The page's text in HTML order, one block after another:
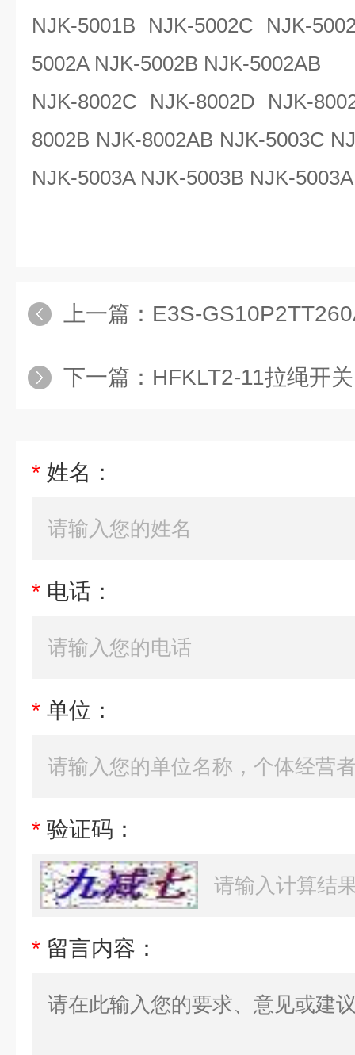
NJK-5001B NJK-5002C NJK-
5002A NJK-5002B NJK-5002AB
NJK-8002C NJK-8002D NJK-
8002B NJK-8002AB NJK-5003C
NJK-5003A NJK-5003B NJK-
上一篇： E3S-
下一篇： HFKLT2-11拉绳开关 速度
* 姓名：
* 电话：
* 单位：
* 验证码：
* 留言内容：